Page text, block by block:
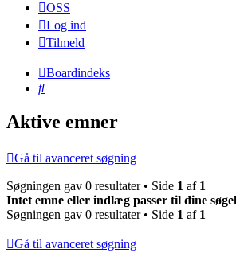
OSS
Log ind
Tilmeld
Boardindeks
Søg
Aktive emner
Gå til avanceret søgning
Søgningen gav 0 resultater • Side 1 af 1
Intet emne eller indlæg passer til dine
Søgningen gav 0 resultater • Side 1 af 1
Gå til avanceret søgning